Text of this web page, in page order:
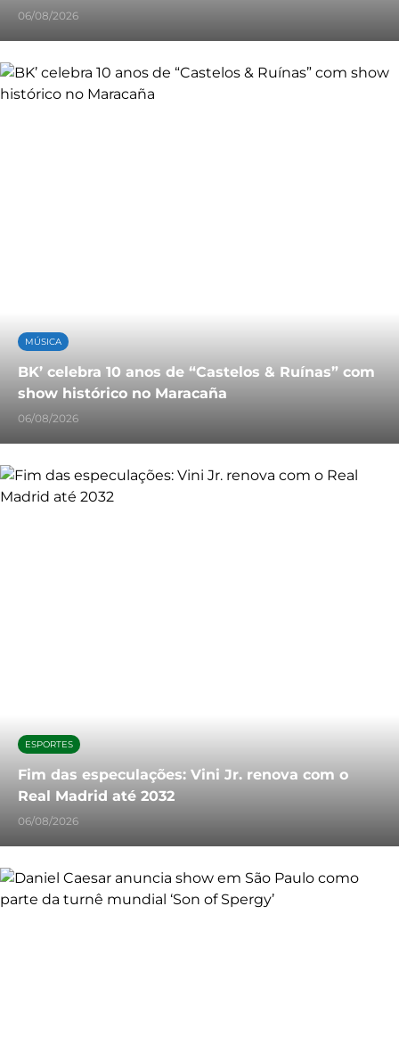
06/08/2026
MÚSICA
BK’ celebra 10 anos de “Castelos & Ruínas” com
show histórico no Maracaña
06/08/2026
ESPORTES
Fim das especulações: Vini Jr. renova com o
Real Madrid até 2032
06/08/2026